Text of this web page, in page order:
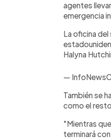
agentes
emergencia
La oficina
Halyna
—
También se
como el
"Mientras
terminará